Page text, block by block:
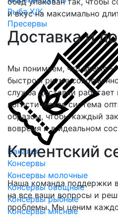
Рыба Х/К
Пресервы
Бакалея
Консервы
Консервы молочные
Консервы овощные
Консервы рыбные
Консервы мясные
и вкус на максимально
Доставка и
Мы понимаем, что время —
быстром ритме
служба доставки
логистическая система
образом, чтобы каждый
вовремя и в идеальном
Клиентский
Наша команда поддержки
на все ваши вопросы и
проблемы. Мы ценим